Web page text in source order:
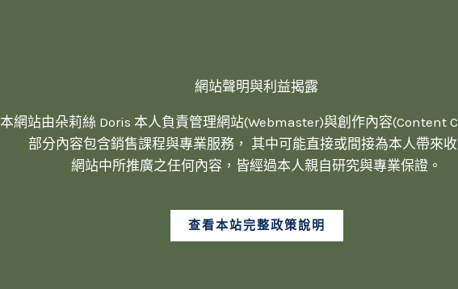
網站聲明與利益揭露
本網站由朵莉絲 Doris 本人負責管理網站(Webmaster)與創作內容(Content
部分內容包含銷售課程與專業服務， 其中可能直接或間接為本人帶來收
網站中所推廣之任何內容，皆經過本人親自研究與專業保證。
查看本站完整政策說明